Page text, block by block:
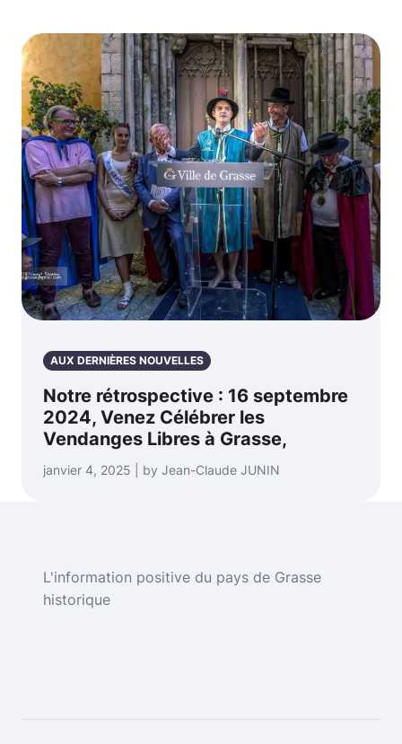
AUX DERNIÈRES NOUVELLES
Notre rétrospective : 16 septembre
2024, Venez Célébrer les
Vendanges Libres à Grasse,
janvier 4, 2025 | by Jean-Claude JUNIN
L'information positive du pays de Grasse
historique